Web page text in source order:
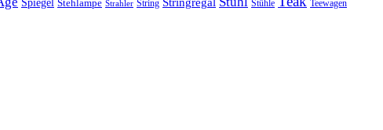
Spiegel Stehlampe Strahler String Stühle Teewagen